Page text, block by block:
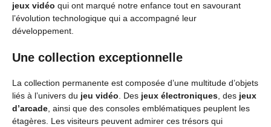
jeux vidéo qui ont marqué notre enfance tout en savourant
l’évolution technologique qui a accompagné leur
développement.
Une collection exceptionnelle
La collection permanente est composée d’une multitude d’objets
liés à l’univers du jeu vidéo. Des jeux électroniques, des jeux
d’arcade, ainsi que des consoles emblématiques peuplent les
étagères. Les visiteurs peuvent admirer ces trésors qui